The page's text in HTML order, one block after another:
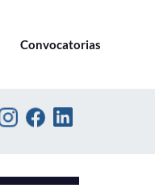
Convocatorias